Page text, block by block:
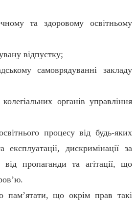
та здоровому освітньому
відпустку;
самоврядуванні закладу
органів управління
процесу від будь-яких
дискримінації за
пропаганди та агітації, що
що окрім прав такі